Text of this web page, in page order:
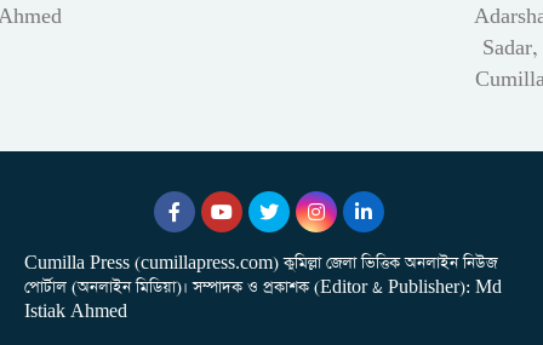
Sadar,
Cumilla Press (cumillapress.com) কুমিল্লা জেলা ভিত্তিক অনলাইন নিউজ
পোর্টাল (অনলাইন মিডিয়া)। সম্পাদক ও প্রকাশক (Editor & Publisher): Md
Istiak Ahmed